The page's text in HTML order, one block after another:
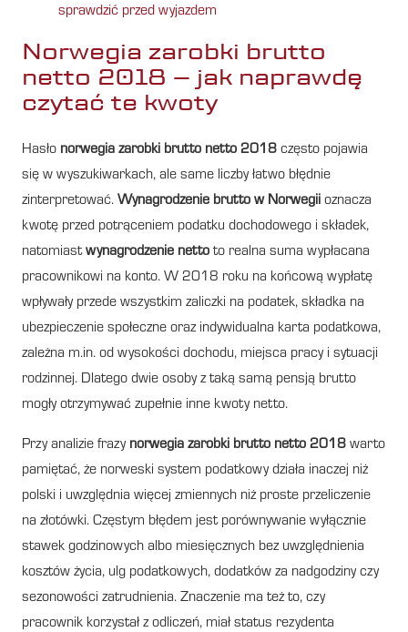
sprawdzić przed wyjazdem
Norwegia zarobki brutto
netto 2018 – jak naprawdę
czytać te kwoty
Hasło norwegia zarobki brutto netto 2018 często pojawia
się w wyszukiwarkach, ale same liczby łatwo błędnie
zinterpretować. Wynagrodzenie brutto w Norwegii oznacza
kwotę przed potrąceniem podatku dochodowego i składek,
natomiastwynagrodzenie netto to realna suma wypłacana
pracownikowi na konto. W 2018 roku na końcową wypłatę
wpływały przede wszystkim zaliczki na podatek, składka na
ubezpieczenie społeczne oraz indywidualna karta podatkowa,
zależna m.in. od wysokości dochodu, miejsca pracy i sytuacji
rodzinnej. Dlatego dwie osoby z taką samą pensją brutto
mogły otrzymywać zupełnie inne kwoty netto.
Przy analizie frazy norwegia zarobki brutto netto 2018 warto
pamiętać, że norweski system podatkowy działa inaczej niż
polski i uwzględnia więcej zmiennych niż proste przeliczenie
na złotówki. Częstym błędem jest porównywanie wyłącznie
stawek godzinowych albo miesięcznych bez uwzględnienia
kosztów życia, ulg podatkowych, dodatków za nadgodziny czy
sezonowości zatrudnienia. Znaczenie ma też to, czy
pracownik korzystał z odliczeń, miał status rezydenta